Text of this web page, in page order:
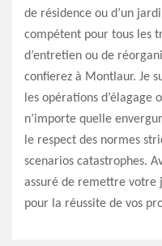
de résidence ou d’un
compétent pour tous les
d’entretien ou de
confierez à Montlaur. Je
les opérations d’élagage
n’importe quelle
le respect des normes
scenarios catastrophes.
assuré de remettre votre
pour la réussite de vos